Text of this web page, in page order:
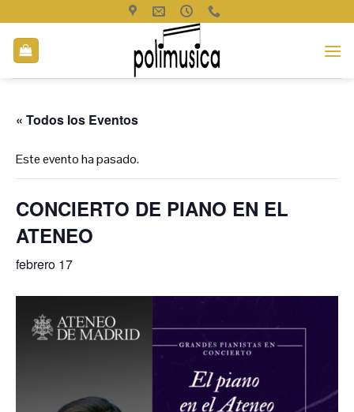
contenido
« Todos los Eventos
Este evento ha pasado.
CONCIERTO DE PIANO EN EL
ATENEO
febrero 17